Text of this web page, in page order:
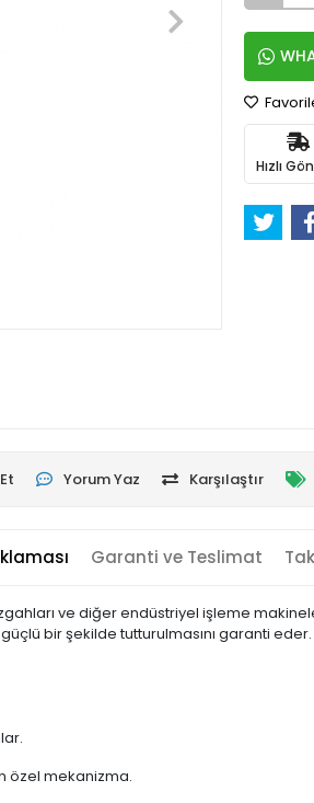
Hızlı
Yorum Yaz Karşılaştır
Garanti ve Teslimat
ve diğer endüstriyel işleme
bir şekilde tutturulmasını garanti
özel mekanizma.